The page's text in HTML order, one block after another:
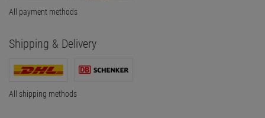
All payment methods
Shipping & Delivery
All shipping methods